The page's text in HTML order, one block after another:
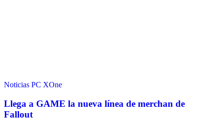
Noticias PC XOne
Llega a GAME la nueva línea de merchan de
Fallout